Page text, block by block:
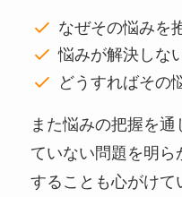
なぜその悩みを
悩みが解決しな
どうすればその
また悩みの把握を
ていない問題を明ら
することも心がけて